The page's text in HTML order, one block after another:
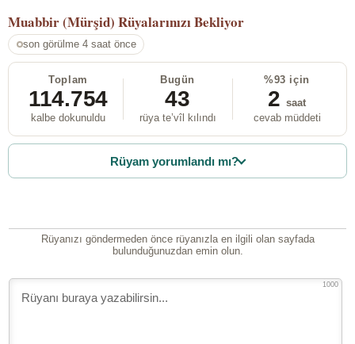
Muabbir (Mürşid) Rüyalarınızı Bekliyor
son görülme 4 saat önce
Toplam
114.754
kalbe dokunuldu
Bugün
43
rüya te’vîl kılındı
%93 için
2 saat
cevab müddeti
Rüyam yorumlandı mı?
Rüyanızı göndermeden önce rüyanızla en ilgili olan sayfada
bulunduğunuzdan emin olun.
1000